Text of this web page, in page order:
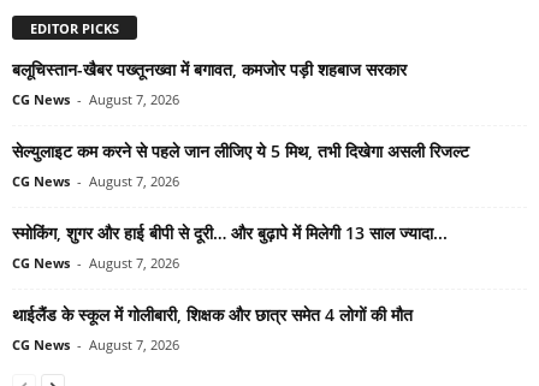
EDITOR PICKS
बलूचिस्तान-खैबर पख्तूनख्वा में बगावत, कमजोर पड़ी शहबाज सरकार
CG News - August 7, 2026
सेल्युलाइट कम करने से पहले जान लीजिए ये 5 मिथ, तभी दिखेगा असली रिजल्ट
CG News - August 7, 2026
स्मोकिंग, शुगर और हाई बीपी से दूरी… और बुढ़ापे में मिलेगी 13 साल ज्यादा...
CG News - August 7, 2026
थाईलैंड के स्कूल में गोलीबारी, शिक्षक और छात्र समेत 4 लोगों की मौत
CG News - August 7, 2026